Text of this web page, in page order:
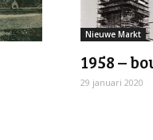
Nieuwe Markt
1958 –
29 januari 2020